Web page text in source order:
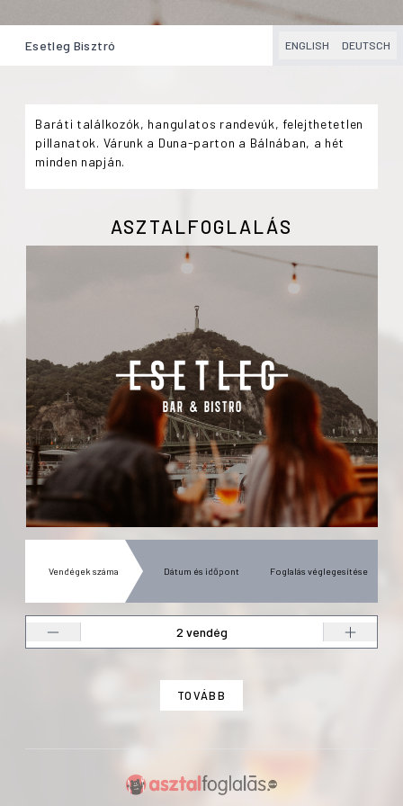
Esetleg Bisztró ENGLISH DEUTSCH
Baráti találkozók, hangulatos randevúk, felejthetetlen
pillanatok. Várunk a Duna-parton a Bálnában, a hét
minden napján.
ASZTALFOGLALÁS
Vendégek száma Dátum és időpont Foglalás véglegesítése
TOVÁBB